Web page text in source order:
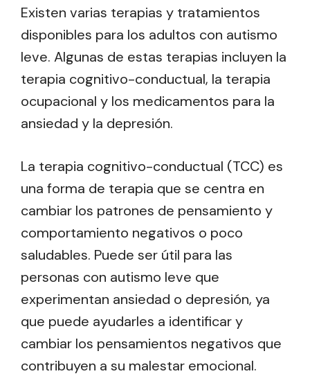
Existen varias terapias y tratamientos
disponibles para los adultos con autismo
leve. Algunas de estas terapias incluyen la
terapia cognitivo-conductual, la terapia
ocupacional y los medicamentos para la
ansiedad y la depresión.
La terapia cognitivo-conductual (TCC) es
una forma de terapia que se centra en
cambiar los patrones de pensamiento y
comportamiento negativos o poco
saludables. Puede ser útil para las
personas con autismo leve que
experimentan ansiedad o depresión, ya
que puede ayudarles a identificar y
cambiar los pensamientos negativos que
contribuyen a su malestar emocional.